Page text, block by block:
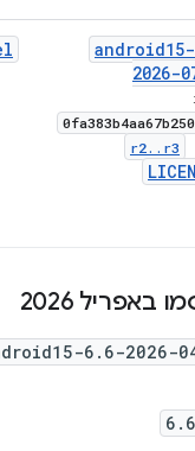
2026-
r2. . r3
2026
6.6-2026-